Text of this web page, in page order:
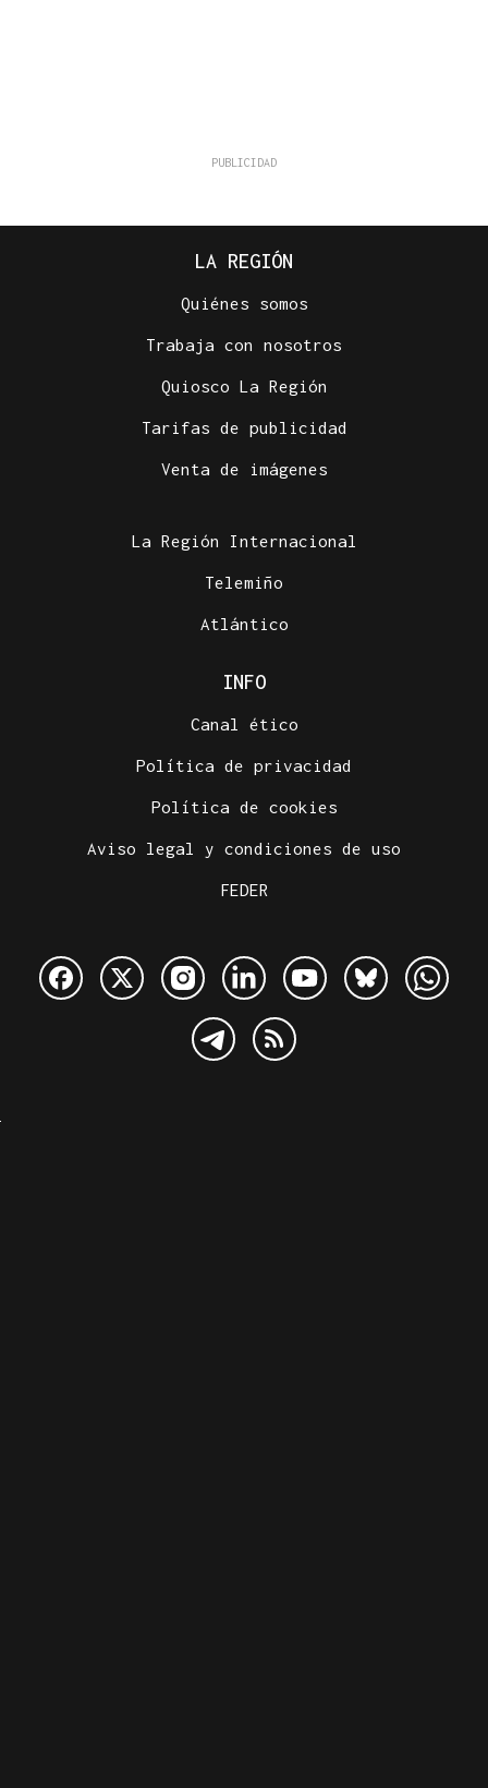
LA REGIÓN
Quiénes somos
Trabaja con nosotros
Quiosco La Región
Tarifas de publicidad
Venta de imágenes
La Región Internacional
Telemiño
Atlántico
INFO
Canal ético
Política de privacidad
Política de cookies
Aviso legal y condiciones de uso
FEDER